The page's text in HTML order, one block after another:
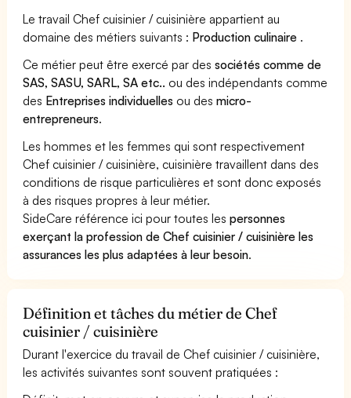
Le travail Chef cuisinier / cuisinière appartient au
domaine des métiers suivants : Production culinaire .
Ce métier peut être exercé par dessociétés comme de
SAS, SASU, SARL, SA etc.. ou des indépendants comme
des Entreprises individuelles ou desmicro-
entrepreneurs.
Les hommes et les femmes qui sont respectivement
Chef cuisinier / cuisinière, cuisinière travaillent dans des
conditions de risque particulières et sont donc exposés
à des risques propres à leur métier.
SideCare référence ici pour toutes lespersonnes
exerçant la profession de Chef cuisinier / cuisinière les
assurances les plus adaptées à leur besoin.
Définition et tâches du métier de Chef
cuisinier / cuisinière
Durant l'exercice du travail de Chef cuisinier / cuisinière,
les activités suivantes sont souvent pratiquées :